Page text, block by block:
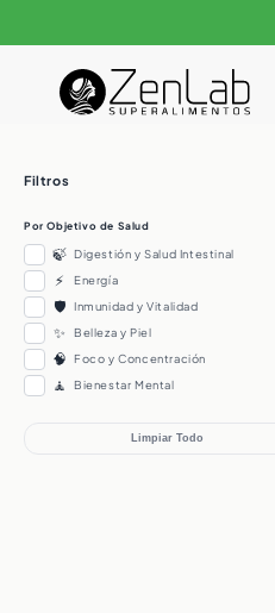
al contenido
Filtros
Por Objetivo de Salud
🍃 Digestión y Salud Intestinal
⚡ Energía
🛡️ Inmunidad y Vitalidad
✨ Belleza y Piel
🧠 Foco y Concentración
🧘 Bienestar Mental
Limpiar Todo